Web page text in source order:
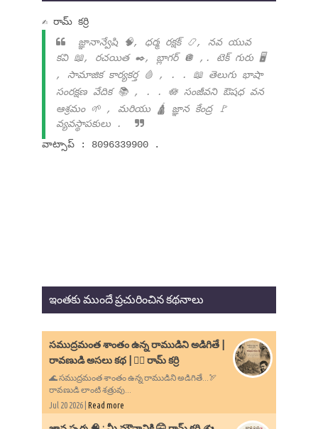
✍ రామ్ కర్రి
జ్ఞానాన్వేషి 🧠, ధర్మ రక్షక్ 📿, నవ యువ
కవి 📖, రచయిత ✒️, బ్లాగర్ 🪩 ,. టెక్ గురు 🖥️
, సామాజిక కార్యకర్త 🩸 , . . 📖 తెలుగు భాషా
సంరక్షణ వేదిక 📚 , . . 🪷 సంజీవని ఔషధ వన
ఆశ్రమం 🌱 , మరియు 🛕 జ్ఞాన కేంద్ర 🚩
వ్యవస్థాపకులు .
వాట్సాప్ : 8096339900 .
ఇంతకు ముందే ప్రచురించిన కథనాలు
సముద్రమంత శాంతం ఉన్న రాముడిని అడిగితే |
రావణుడి అసలు కథ | ✍🏻 రామ్ కర్రి
🌊 సముద్రమంత శాంతం ఉన్న రాముడిని అడిగితే...🏹
రావణుడి లాంటి శత్రువు...
Jul 20 2026 | Read more